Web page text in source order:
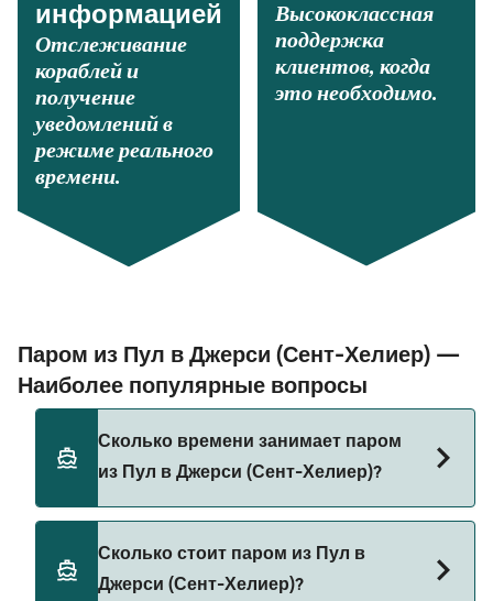
информацией
Отслеживание
кораблей и
получение
уведомлений в
режиме реального
времени.
Высококлассная
поддержка
клиентов, когда
это необходимо.
Паром из Пул в Джерси (Сент-Хелиер) —
Наиболее популярные вопросы
Сколько времени занимает паром
из Пул в Джерси (Сент-Хелиер)?
(Сент-Хелиер) составляет примерно 4 ч 30 мин.
Длительность рейса может меняться в
Сколько стоит паром из Пул в
Джерси (Сент-Хелиер)?